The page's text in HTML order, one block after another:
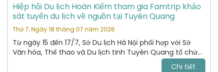
Hiệp hội Du lịch Hoàn Kiếm tham gia Famtrip khảo
sát tuyến du lịch về nguồn tại Tuyên Quang
Thứ 7, Ngày 18 tháng 07 năm 2026
Từ ngày 15 đến 17/7, Sở Du lịch Hà Nội phối hợp với Sở
Văn hóa, Thể thao và Du lịch tỉnh Tuyên Quang tổ chức
chương trình khảo sát, xây dựng và kết nối các sản
Chi tiết